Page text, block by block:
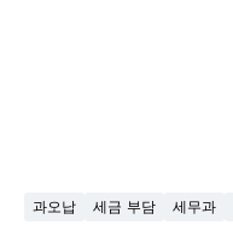
과오납 세금 부담 세무과